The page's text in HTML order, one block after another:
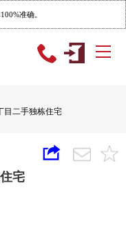
准确。
目二手独栋住宅
宅